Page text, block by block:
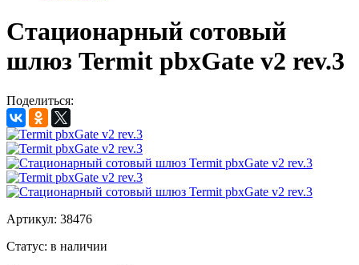
Стационарный сотовый
шлюз Termit pbxGate v2 rev.3
Поделиться:
Артикул: 38476
Статус: в наличии